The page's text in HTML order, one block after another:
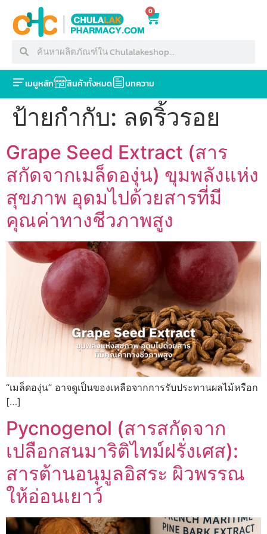
0
เมนูหลัก สินค้าทั้งหมด บทความ
ป้ายกำกับ: ลดริ้วรอย
Grape Seed Extract (สาร
สกัดจากเมล็ดองุ่น) ขุมพลังแห่ง
สุขภาพ อุดมไปด้วยสารที่มี
คุณค่าทางชีวภาพสูง
“เมล็ดองุ่น” อาจดูเป็นของเหลือจากการรับประทานผลไม้หรือก
[…]
Pycnogenol (สารสกัดจาก
เปลือกสนมาริติไทม์ฝรั่งเศส):
สารต้านอนุมูลอิสระ ผิวพรรณ
ให้อ่อนเยาว์